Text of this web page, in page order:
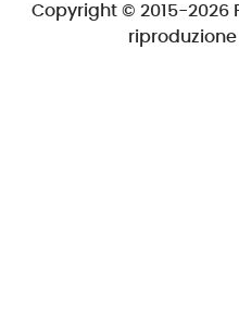
Copyright © 2015-2026